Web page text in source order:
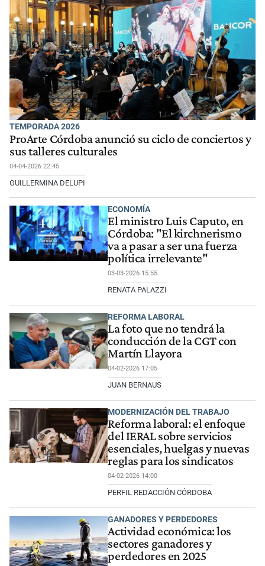
TEMPORADA 2026
ProArte Córdoba anunció su ciclo de conciertos y
sus talleres culturales
04-04-2026 22:45
GUILLERMINA DELUPI
ECONOMÍA
El ministro Luis Caputo, en
Córdoba: "El kirchnerismo
va a pasar a ser una fuerza
política irrelevante"
03-03-2026 15:55
RENATA PALAZZI
REFORMA LABORAL
La foto que no tendrá la
conducción de la CGT con
Martín Llayora
04-02-2026 17:05
JUAN BERNAUS
MODERNIZACIÓN DEL TRABAJO
Reforma laboral: el enfoque
del IERAL sobre servicios
esenciales, huelgas y nuevas
reglas para los sindicatos
04-02-2026 14:00
PERFIL REDACCIÓN CÓRDOBA
GANADORES Y PERDEDORES
Actividad económica: los
sectores ganadores y
perdedores en 2025